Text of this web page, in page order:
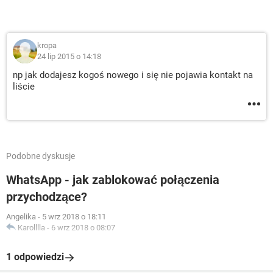
kropa
24 lip 2015 o 14:18
np jak dodajesz kogoś nowego i się nie pojawia kontakt na
liście
Podobne dyskusje
WhatsApp - jak zablokować połączenia
przychodzące?
Angelika - 5 wrz 2018 o 18:11
Karolllla - 6 wrz 2018 o 08:07
1 odpowiedzi